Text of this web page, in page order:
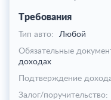
Требования
Тип авто:
Любой
Обязательные
доходах
Подтверждение
Залог/поручительство: